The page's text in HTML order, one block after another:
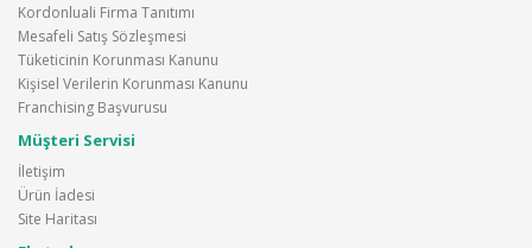
Kordonluali Firma Tanıtımı
Mesafeli Satış Sözleşmesi
Tüketicinin Korunması Kanunu
Kişisel Verilerin Korunması Kanunu
Franchising Başvurusu
Müşteri Servisi
İletişim
Ürün İadesi
Site Haritası